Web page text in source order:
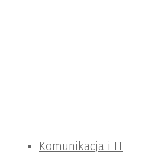
Komunikacja i IT